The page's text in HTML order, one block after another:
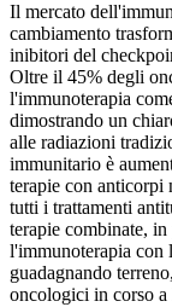
Il mercato
cambiamento
inibitori del
Oltre il 45% degli
l'immunoterapia
dimostrando un
alle radiazioni
immunitario è
terapie con anticorpi
tutti i trattamenti
terapie combinate,
l'immunoterapia con
guadagnando
oncologici in corso